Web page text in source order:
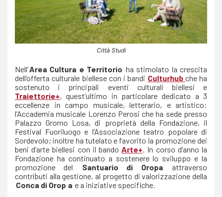
Città Studi
Nell’Area Cultura e Territorio ha stimolato la crescita
dell’offerta culturale biellese con i bandi Culturhub che ha
sostenuto i principali eventi culturali biellesi e
Traiettorie+, quest’ultimo in particolare dedicato a 3
eccellenze in campo musicale, letterario, e artistico:
l’Accademia musicale Lorenzo Perosi che ha sede presso
Palazzo Gromo Losa, di proprietà della Fondazione, il
Festival Fuoriluogo e l’Associazione teatro popolare di
Sordevolo; inoltre ha tutelato e favorito la promozione dei
beni d’arte biellesi con il bandoArte+. In corso d’anno la
Fondazione ha continuato a sostenere lo sviluppo e la
promozione del
Santuario di Oropa
attraverso
contributi alla gestione, al progetto di valorizzazione della
Conca di Orop a e a iniziative specifiche.